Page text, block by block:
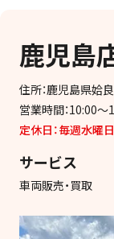
鹿児島
住所：鹿児島県姶
営業時間：10:00～
定休日：毎週水曜日
サービス
車両販売・買取